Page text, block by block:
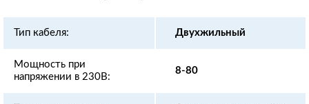
Тип кабеля: Двухжильный
Мощность при
напряжении в 230В:
8-80